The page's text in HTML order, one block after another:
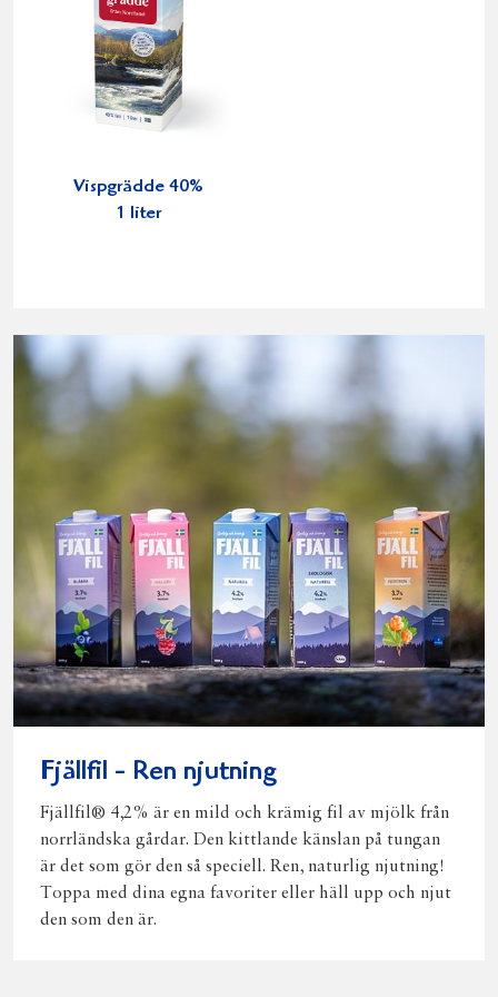
Vispgrädde 40%
1 liter
Fjällfil - Ren njutning
Fjällfil® 4,2% är en mild och krämig fil av mjölk från
norrländska gårdar. Den kittlande känslan på tungan
är det som gör den så speciell. Ren, naturlig njutning!
Toppa med dina egna favoriter eller häll upp och njut
den som den är.